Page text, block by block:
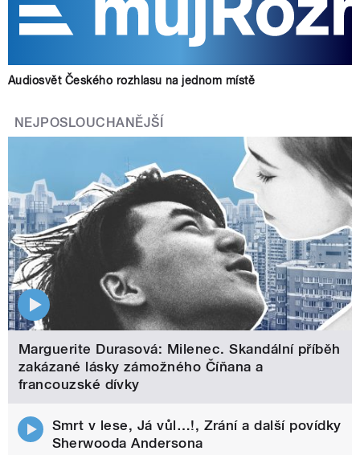
Audiosvět Českého rozhlasu na jednom místě
NEJPOSLOUCHANĚJŠÍ
Marguerite Durasová: Milenec. Skandální příběh
zakázané lásky zámožného Číňana a
francouzské dívky
Smrt v lese, Já vůl…!, Zrání a další povídky
Sherwooda Andersona